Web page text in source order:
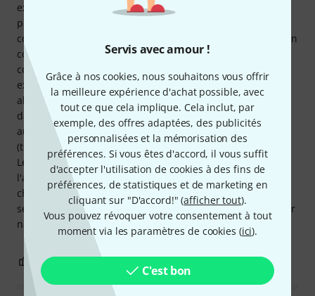
Servis avec amour !
Grâce à nos cookies, nous souhaitons vous offrir
la meilleure expérience d'achat possible, avec
tout ce que cela implique. Cela inclut, par
exemple, des offres adaptées, des publicités
personnalisées et la mémorisation des
préférences. Si vous êtes d'accord, il vous suffit
d'accepter l'utilisation de cookies à des fins de
préférences, de statistiques et de marketing en
cliquant sur "D'accord!" (afficher tout).
Vous pouvez révoquer votre consentement à tout
moment via les paramètres de cookies (ici).
C'est bon
excellence des banjos professionnels. Elles ont leurs
propres caractéristiques sonores, le frost (blanc avec une
couche rugueuse) est un peu plus terne bien qu'il donne un
corps particulier, c'est le plus vu dans les banjos
commerciaux et. dissimule beaucoup d'harmoniques
excessives dans des banjos économiques avec des pots en
aluminium. Le blanc simple, sans givre, est le plus utilisé
dans les banjos Dixie et la musique irlandaise, il n'est pas
aussi terne que le givre mais il n'a pas l'éclat des clairs
(transparents), bien plus utiles dans les banjos bluegrass.
Le blanc est plus polyvalent et peut être utilisé sur l'un ou
l'autre type de banjos, selon le goût et les particularités de
chaque instrument. Idéal pour les banjos archtop qui
seraient trop brillants avec du clair et le givre rongerait leur
nature lumineuse et nette.
0